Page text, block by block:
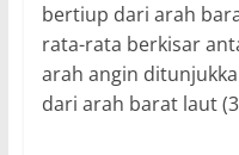
bertiup dari arah
rata-rata berkisar
arah angin
dari arah barat laut